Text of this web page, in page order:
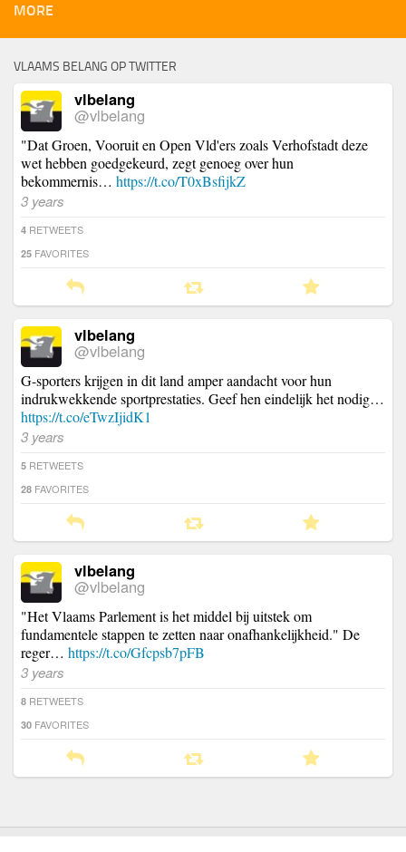
MORE
VLAAMS BELANG OP TWITTER
vlbelang
@vlbelang
"Dat Groen, Vooruit en Open Vld'ers zoals Verhofstadt deze
wet hebben goedgekeurd, zegt genoeg over hun
bekommernis… https://t.co/T0xBsfijkZ
3 years
4 RETWEETS
25 FAVORITES
vlbelang
@vlbelang
G-sporters krijgen in dit land amper aandacht voor hun
indrukwekkende sportprestaties. Geef hen eindelijk het nodig…
https://t.co/eTwzIjidK1
3 years
5 RETWEETS
28 FAVORITES
vlbelang
@vlbelang
"Het Vlaams Parlement is het middel bij uitstek om
fundamentele stappen te zetten naar onafhankelijkheid." De
reger… https://t.co/Gfcpsb7pFB
3 years
8 RETWEETS
30 FAVORITES